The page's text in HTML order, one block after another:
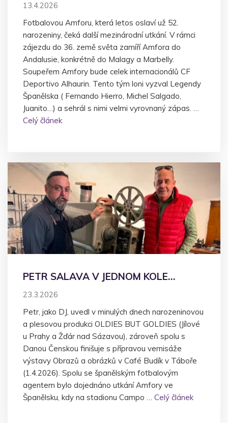
13.4.2026
Fotbalovou Amforu, která letos oslaví už 52.
narozeniny, čeká další mezinárodní utkání. V rámci
zájezdu do 36. země světa zamíří Amfora do
Andalusie, konkrétně do Malagy a Marbelly.
Soupeřem Amfory bude celek internacionálů CF
Deportivo Alhaurin. Tento tým loni vyzval Legendy
Španělska ( Fernando Hierro, Michel Salgado,
Juanito…) a sehrál s nimi velmi vyrovnaný zápas. …
Celý článek
PETR SALAVA V JEDNOM KOLE…
23.3.2026
Petr, jako DJ, uvedl v minulých dnech narozeninovou
a plesovou produkci OLDIES BUT GOLDIES (Jílové
u Prahy a Žďár nad Sázavou), zároveň spolu s
Danou Čenskou finišuje s přípravou vernisáže
výstavy Obrazů a obrázků v Café Budík v Táboře
(1.4.2026). Spolu se španělským fotbalovým
agentem bylo dojednáno utkání Amfory ve
Španělsku, kdy na stadionu Campo … Celý článek